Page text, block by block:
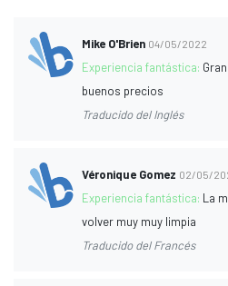
Mike O'Brien 04/05/2022
Experiencia fantástica:
buenos precios
Traducido del Inglés
Véronique Gomez 02/05/
Experiencia fantástica: La
volver muy muy limpia
Traducido del Francés